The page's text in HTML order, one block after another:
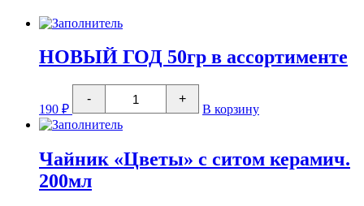
НОВЫЙ ГОД 50гр в ассортименте
190 ₽
-
Количество
товара
НОВЫЙ
ГОД
в
ассортименте
+
В корзину
Чайник «Цветы» с ситом керамич.
200мл